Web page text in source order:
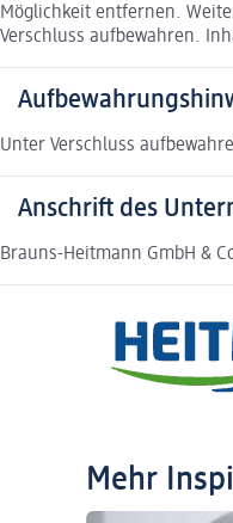
Möglichkeit entfernen.
Verschluss aufbewahren.
Unter Verschluss
Anschrift des
Brauns-Heitmann GmbH &
Mehr